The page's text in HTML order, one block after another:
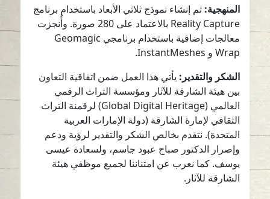
المنهجية:تم إنشاء نموذج ثلاثي الأبعاد باستخدام برنامج
Reality Capture بالاعتماد على 280 صورة. وأُنجزت
معالجات إضافية باستخدام برنامجي Geomagic
Wrap و InstantMeshes.
الشكر والتقدير:يأتي هذا العمل ضمن اتفاقية التعاون
بين هيئة الشارقة للآثار ومؤسسة التراث الرقمي
العالمي (Global Digital Heritage) لرقمنة التراث
الثقافي لإمارة الشارقة (دولة الإمارات العربية
المتحدة). نتقدم بخالص الشكر والتقدير لرؤية ودعم
وإصرار الدكتور صباح عبود جاسم، ولسعادة عيسى
يوسف. كما نعرب عن امتناننا لجميع موظفي هيئة
الشارقة للآثار.